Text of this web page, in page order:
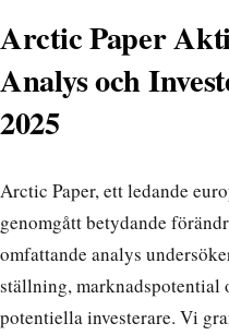
Arctic Paper
Analys och
2025
Arctic Paper, ett ledande
genomgått betydande
omfattande analys
ställning,
potentiella investerare. Vi